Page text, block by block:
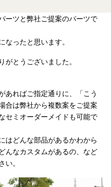
ーツと弊社ご提案のパーツで
なったと思います。
がとうございました。
あればご指定通りに、「こう
合は弊社から複数案をご提案
セミオーダーメイドも可能で
はどんな部品があるかわから
んなカスタムがあるの、など
い。